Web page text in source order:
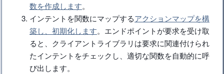
数を作成します。
インテントを関数にマップするアクションマップを構
築し、初期化します。エンドポイントが要求を受け取
ると、クライアントライブラリは要求に関連付けられ
たインテントをチェックし、適切な関数を自動的に呼
び出します。